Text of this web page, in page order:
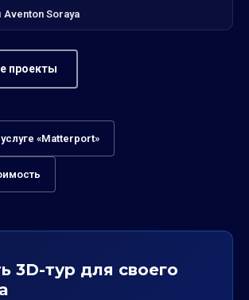
Aventon Soraya
проекты
«Matterport»
3D-тур для своего